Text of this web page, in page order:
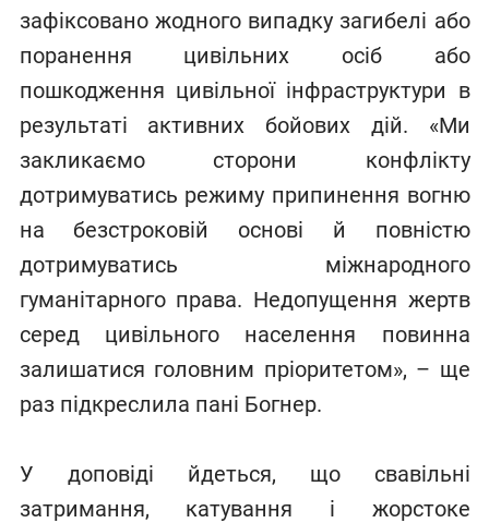
зафіксовано жодного випадку загибелі або
поранення цивільних осіб або
пошкодження цивільної інфраструктури в
результаті активних бойових дій. «Ми
закликаємо сторони конфлікту
дотримуватись режиму припинення вогню
на безстроковій основі й повністю
дотримуватись міжнародного
гуманітарного права. Недопущення жертв
серед цивільного населення повинна
залишатися головним пріоритетом», – ще
раз підкреслила пані Богнер.
У доповіді йдеться, що свавільні
затримання, катування і жорстоке